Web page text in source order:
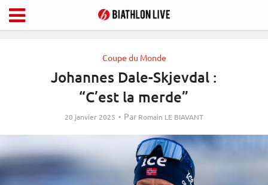
Coupe du Monde
Johannes Dale-Skjevdal :
“C’est la merde”
20 janvier 2025 Par Romain LE BIAVANT